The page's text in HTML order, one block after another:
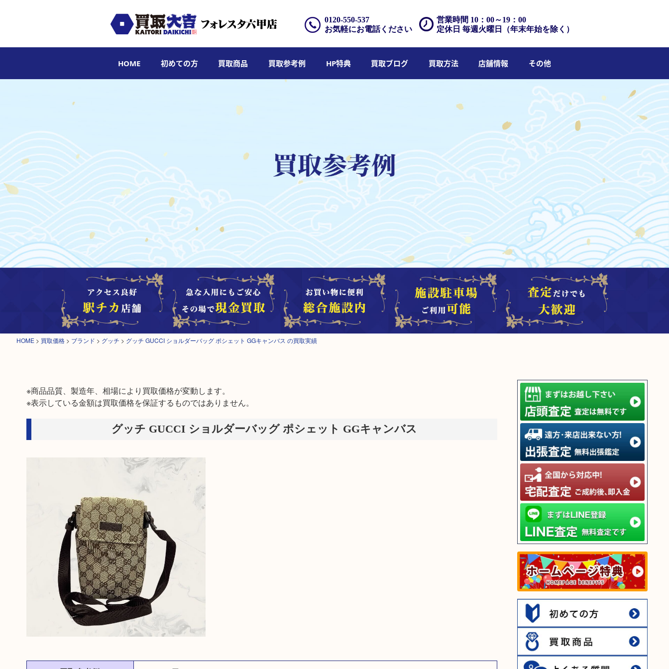
営業時間 10：00～19：00
定休日 毎週火曜日（年末年始を除く）
0120-550-537
お気軽にお電話ください
HOME 初めての方 買取商品 買取参考例 HP特典 買取ブログ 買取方法 店舗情報 その他
HOME > 買取価格 > ブランド > グッチ > グッチ GUCCI ショルダーバッグ ポシェット GGキャンバス の買取実績
※商品品質、製造年、相場により買取価格が変動します。
※表示している金額は買取価格を保証するものではありません。
グッチ GUCCI ショルダーバッグ ポシェット GGキャンバス